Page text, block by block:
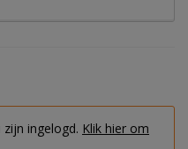
ingelogd. Klik hier om